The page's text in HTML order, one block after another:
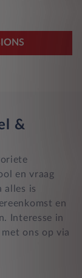
&
en vraag
alles is
en
Interesse in
ons op via